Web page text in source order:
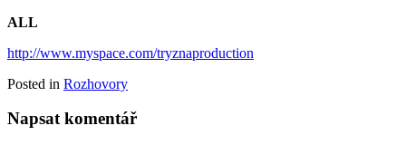
ALL
http://www.myspace.com/tryznaproduction
Posted in Rozhovory
Napsat komentář